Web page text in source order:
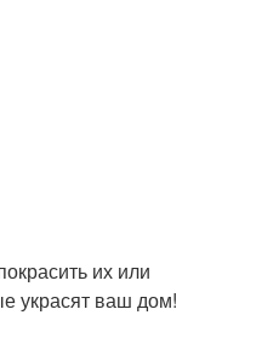
их или
украсят ваш дом!